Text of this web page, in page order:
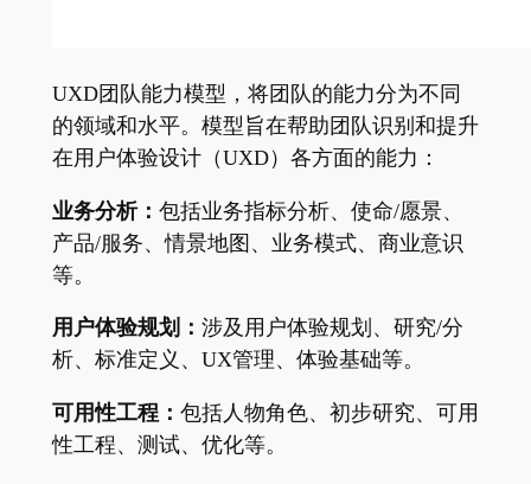
UXD团队能力模型，将团队的能力分为不同
的领域和水平。模型旨在帮助团队识别和提升
在用户体验设计（UXD）各方面的能力：
业务分析： 包括业务指标分析、使命/愿景、
产品/服务、情景地图、业务模式、商业意识
等。
用户体验规划： 涉及用户体验规划、研究/分
析、标准定义、UX管理、体验基础等。
可用性工程： 包括人物角色、初步研究、可用
性工程、测试、优化等。